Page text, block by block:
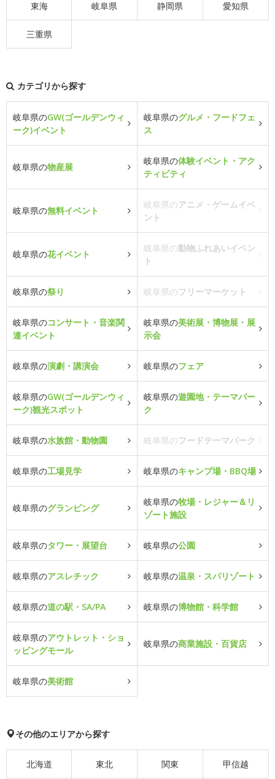
東海 岐阜県 静岡県 愛知県
三重県
カテゴリから探す
岐阜県のGW(ゴールデンウィ
ーク)イベント
岐阜県のグルメ・フードフェ
ス
岐阜県の物産展
岐阜県の体験イベント・アク
ティビティ
岐阜県の無料イベント
岐阜県のアニメ・ゲームイベ
ント
岐阜県の花イベント
岐阜県の動物ふれあいイベン
ト
岐阜県の祭り 岐阜県のフリーマーケット
岐阜県のコンサート・音楽関
連イベント
岐阜県の美術展・博物展・展
示会
岐阜県の演劇・講演会 岐阜県のフェア
岐阜県のGW(ゴールデンウィ
ーク)観光スポット
岐阜県の遊園地・テーマパー
ク
岐阜県の水族館・動物園 岐阜県のフードテーマパーク
岐阜県の工場見学 岐阜県のキャンプ場・BBQ場
岐阜県のグランピング
岐阜県の牧場・レジャー＆リ
ゾート施設
岐阜県のタワー・展望台 岐阜県の公園
岐阜県のアスレチック 岐阜県の温泉・スパリゾート
岐阜県の道の駅・SA/PA 岐阜県の博物館・科学館
岐阜県のアウトレット・ショ
ッピングモール
岐阜県の商業施設・百貨店
岐阜県の美術館
その他のエリアから探す
北海道 東北 関東 甲信越